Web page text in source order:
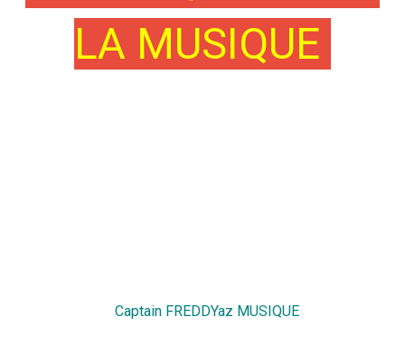
LA MUSIQUE
Captain FREDDYaz MUSIQUE